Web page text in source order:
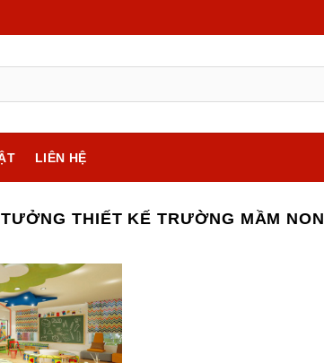
LIÊN HỆ
THIẾT KẾ TRƯỜNG MẦM NON